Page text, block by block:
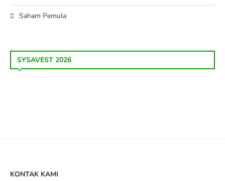
Saham Pemula
SYSAVEST 2026
KONTAK KAMI